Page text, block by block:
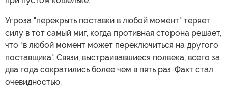
Угроза "перекрыть поставки в любой момент" теряет
силу в тот самый миг, когда противная сторона решает,
что "в любой момент может переключиться на другого
поставщика". Связи, выстраивавшиеся полвека, всего за
два года сократились более чем в пять раз. Факт стал
очевидностью.